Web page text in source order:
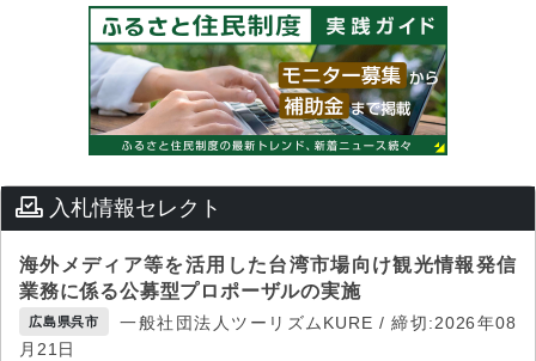
入札情報セレクト
海外メディア等を活用した台湾市場向け観光情報発信
業務に係る公募型プロポーザルの実施
広島県呉市
一般社団法人ツーリズムKURE / 締切:2026年08
月21日